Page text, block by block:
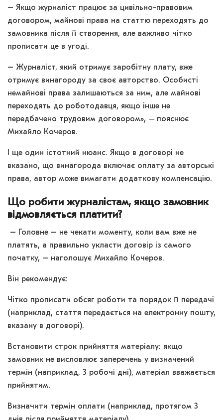
– Якщо журналіст працює за цивільно-правовим
договором, майнові права на статтю переходять до
замовника після її створення, але важливо чітко
прописати це в угоді.
– Журналіст, який отримує заробітну плату, вже
отримує винагороду за своє авторство. Особисті
немайнові права залишаються за ним, але майнові
переходять до роботодавця, якщо інше не
передбачено трудовим договором», –пояснює
Михайло Кочеров.
І ще один істотний нюанс. Якщо в договорі не
вказано, що винагорода включає оплату за авторські
права, автор може вимагати додаткову компенсацію.
Що робити журналістам, якщо замовник
відмовляється платити?
– Головне – не чекати моменту, коли вам вже не
платять, а правильно укласти договір із самого
початку, – наголошує Михайло Кочеров.
Він рекомендує:
Чітко прописати обсяг роботи та порядок її передачі
(наприклад, стаття передається на електронну пошту,
вказану в договорі).
Встановити строк прийняття матеріалу: якщо
замовник не висловлює заперечень у визначений
термін (наприклад, 3 робочі дні), матеріал вважається
прийнятим.
Визначити термін оплати (наприклад, протягом 3